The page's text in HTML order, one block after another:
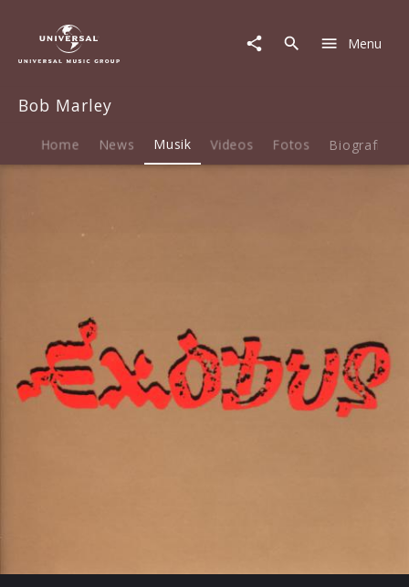
Musik
Exodus
Menu
Bob Marley
Home News Musik Videos Fotos Biografie